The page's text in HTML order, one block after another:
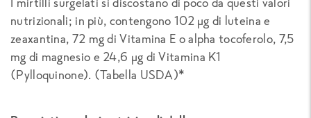
nutrizionali; in più, contengono 102 µg di luteina e
zeaxantina, 72 mg di Vitamina E o alpha tocoferolo, 7,5
mg di magnesio e 24,6 µg di Vitamina K1
(Pylloquinone). (Tabella USDA)*